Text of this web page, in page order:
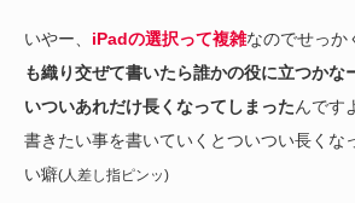
いやー、 iPadの選択って複雑なのでせっか
も織り交ぜて書いたら誰かの役に立つかな
いついあれだけ長くなってしまったんです
書きたい事を書いていくとついつい長くな
い癖(人差し指ピンッ)